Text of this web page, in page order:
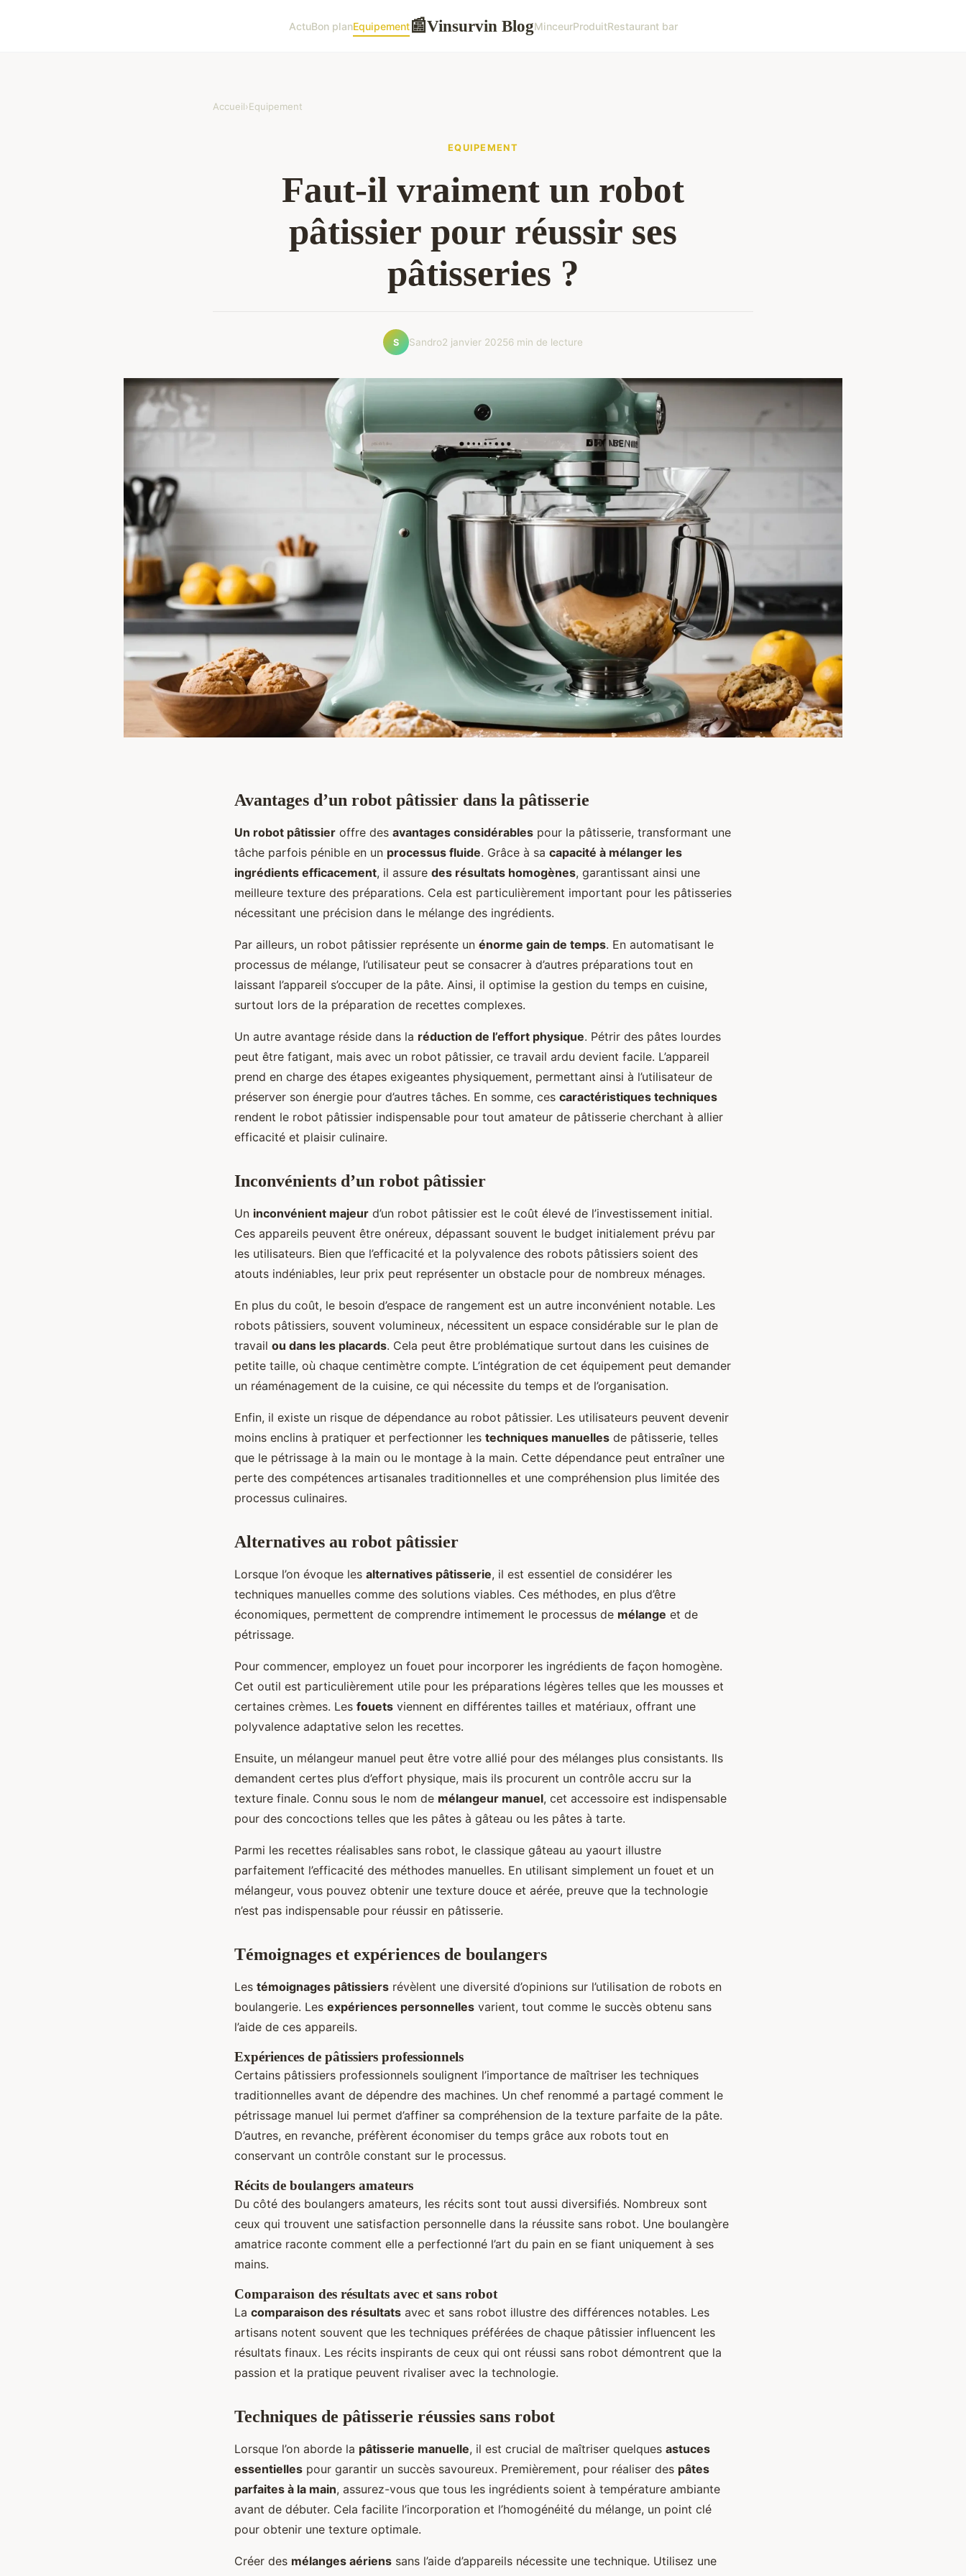
ActuBon planEquipement📰Vinsurvin BlogMinceurProduitRestaurant bar
Accueil›Equipement
EQUIPEMENT
Faut-il vraiment un robot
pâtissier pour réussir ses
pâtisseries ?
S Sandro2 janvier 20256 min de lecture
Avantages d’un robot pâtissier dans la pâtisserie
Un robot pâtissier offre des avantages considérables pour la pâtisserie, transformant une
tâche parfois pénible en un processus fluide. Grâce à sa capacité à mélanger les
ingrédients efficacement, il assure des résultats homogènes, garantissant ainsi une
meilleure texture des préparations. Cela est particulièrement important pour les pâtisseries
nécessitant une précision dans le mélange des ingrédients.
Par ailleurs, un robot pâtissier représente un énorme gain de temps. En automatisant le
processus de mélange, l’utilisateur peut se consacrer à d’autres préparations tout en
laissant l’appareil s’occuper de la pâte. Ainsi, il optimise la gestion du temps en cuisine,
surtout lors de la préparation de recettes complexes.
Un autre avantage réside dans la réduction de l’effort physique. Pétrir des pâtes lourdes
peut être fatigant, mais avec un robot pâtissier, ce travail ardu devient facile. L’appareil
prend en charge des étapes exigeantes physiquement, permettant ainsi à l’utilisateur de
préserver son énergie pour d’autres tâches. En somme, ces caractéristiques techniques
rendent le robot pâtissier indispensable pour tout amateur de pâtisserie cherchant à allier
efficacité et plaisir culinaire.
Inconvénients d’un robot pâtissier
Un inconvénient majeur d’un robot pâtissier est le coût élevé de l’investissement initial.
Ces appareils peuvent être onéreux, dépassant souvent le budget initialement prévu par
les utilisateurs. Bien que l’efficacité et la polyvalence des robots pâtissiers soient des
atouts indéniables, leur prix peut représenter un obstacle pour de nombreux ménages.
En plus du coût, le besoin d’espace de rangement est un autre inconvénient notable. Les
robots pâtissiers, souvent volumineux, nécessitent un espace considérable sur le plan de
travail ou dans les placards. Cela peut être problématique surtout dans les cuisines de
petite taille, où chaque centimètre compte. L’intégration de cet équipement peut demander
un réaménagement de la cuisine, ce qui nécessite du temps et de l’organisation.
Enfin, il existe un risque de dépendance au robot pâtissier. Les utilisateurs peuvent devenir
moins enclins à pratiquer et perfectionner les techniques manuelles de pâtisserie, telles
que le pétrissage à la main ou le montage à la main. Cette dépendance peut entraîner une
perte des compétences artisanales traditionnelles et une compréhension plus limitée des
processus culinaires.
Alternatives au robot pâtissier
Lorsque l’on évoque les alternatives pâtisserie, il est essentiel de considérer les
techniques manuelles comme des solutions viables. Ces méthodes, en plus d’être
économiques, permettent de comprendre intimement le processus de mélange et de
pétrissage.
Pour commencer, employez un fouet pour incorporer les ingrédients de façon homogène.
Cet outil est particulièrement utile pour les préparations légères telles que les mousses et
certaines crèmes. Les fouets viennent en différentes tailles et matériaux, offrant une
polyvalence adaptative selon les recettes.
Ensuite, un mélangeur manuel peut être votre allié pour des mélanges plus consistants. Ils
demandent certes plus d’effort physique, mais ils procurent un contrôle accru sur la
texture finale. Connu sous le nom de mélangeur manuel, cet accessoire est indispensable
pour des concoctions telles que les pâtes à gâteau ou les pâtes à tarte.
Parmi les recettes réalisables sans robot, le classique gâteau au yaourt illustre
parfaitement l’efficacité des méthodes manuelles. En utilisant simplement un fouet et un
mélangeur, vous pouvez obtenir une texture douce et aérée, preuve que la technologie
n’est pas indispensable pour réussir en pâtisserie.
Témoignages et expériences de boulangers
Les témoignages pâtissiers révèlent une diversité d’opinions sur l’utilisation de robots en
boulangerie. Les expériences personnelles varient, tout comme le succès obtenu sans
l’aide de ces appareils.
Expériences de pâtissiers professionnels
Certains pâtissiers professionnels soulignent l’importance de maîtriser les techniques
traditionnelles avant de dépendre des machines. Un chef renommé a partagé comment le
pétrissage manuel lui permet d’affiner sa compréhension de la texture parfaite de la pâte.
D’autres, en revanche, préfèrent économiser du temps grâce aux robots tout en
conservant un contrôle constant sur le processus.
Récits de boulangers amateurs
Du côté des boulangers amateurs, les récits sont tout aussi diversifiés. Nombreux sont
ceux qui trouvent une satisfaction personnelle dans la réussite sans robot. Une boulangère
amatrice raconte comment elle a perfectionné l’art du pain en se fiant uniquement à ses
mains.
Comparaison des résultats avec et sans robot
La comparaison des résultats avec et sans robot illustre des différences notables. Les
artisans notent souvent que les techniques préférées de chaque pâtissier influencent les
résultats finaux. Les récits inspirants de ceux qui ont réussi sans robot démontrent que la
passion et la pratique peuvent rivaliser avec la technologie.
Techniques de pâtisserie réussies sans robot
Lorsque l’on aborde la pâtisserie manuelle, il est crucial de maîtriser quelques astuces
essentielles pour garantir un succès savoureux. Premièrement, pour réaliser des pâtes
parfaites à la main, assurez-vous que tous les ingrédients soient à température ambiante
avant de débuter. Cela facilite l’incorporation et l’homogénéité du mélange, un point clé
pour obtenir une texture optimale.
Créer des mélanges aériens sans l’aide d’appareils nécessite une technique. Utilisez une